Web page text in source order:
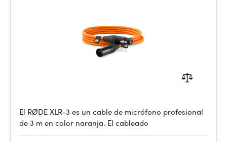
El RØDE XLR-3 es un cable de micrófono profesional
de 3 m en color naranja. El cableado